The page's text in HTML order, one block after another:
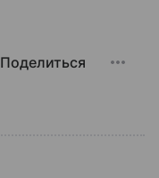
Поделиться